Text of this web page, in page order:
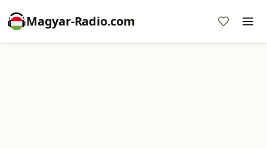
Magyar-Radio.com